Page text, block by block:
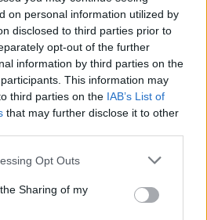
on personal information utilized by
disclosed to third parties prior to
opt-out of the further
information by third parties on the
This information may
third parties on the IAB’s List of
that may further disclose it to other
Opt Outs
Sharing of my
ohlásil. Nebo je prý od pana Švendy
nehájí zájem Příbrami, byť je
A k tomu prý bere přes 90 tis
Dozvěděl se, že Příbrami škodí. Pan
zastupiteli ani neoznámil termín
aby nemohl městu škodit.
jsme na tom s panem Švendou
pan Švenda zopakoval, že projekt
tím plivnul na podanou ruku. Tento